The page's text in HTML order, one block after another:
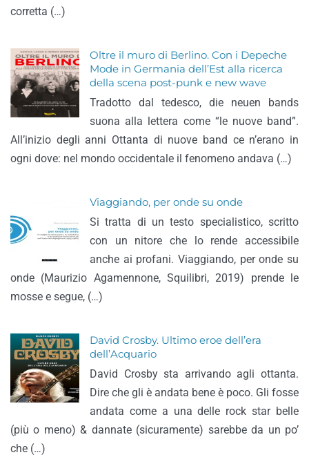
corretta (…)
Oltre il muro di Berlino. Con i Depeche
Mode in Germania dell’Est alla ricerca
della scena post-punk e new wave
Tradotto dal tedesco, die neuen bands
suona alla lettera come “le nuove band”.
All’inizio degli anni Ottanta di nuove band ce n’erano in
ogni dove: nel mondo occidentale il fenomeno andava (…)
Viaggiando, per onde su onde
Si tratta di un testo specialistico, scritto
con un nitore che lo rende accessibile
anche ai profani. Viaggiando, per onde su
onde (Maurizio Agamennone, Squilibri, 2019) prende le
mosse e segue, (…)
David Crosby. Ultimo eroe dell’era
dell’Acquario
David Crosby sta arrivando agli ottanta.
Dire che gli è andata bene è poco. Gli fosse
andata come a una delle rock star belle
(più o meno) & dannate (sicuramente) sarebbe da un po’
che (…)